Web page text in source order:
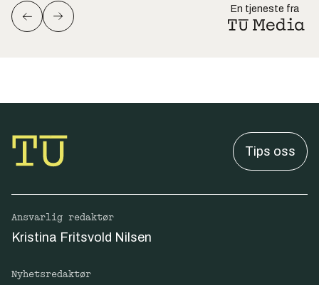
En tjeneste fra
Tips oss
Ansvarlig redaktør
Kristina Fritsvold Nilsen
Nyhetsredaktør